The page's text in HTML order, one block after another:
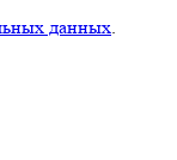
данных.